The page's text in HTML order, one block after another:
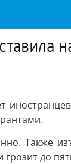
Также
до